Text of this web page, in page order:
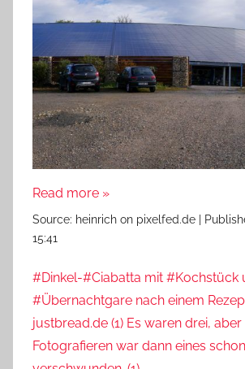
Read more »
Source: heinrich on pixelfed.de
15:41
#Dinkel-#Ciabatta mit #Kochstück
#Übernachtgare nach einem
justbread.de (1) Es waren drei,
Fotografieren war dann eines schon